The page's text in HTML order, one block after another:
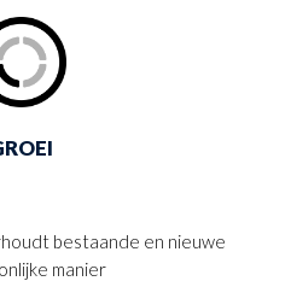
bestaande en nieuwe
manier